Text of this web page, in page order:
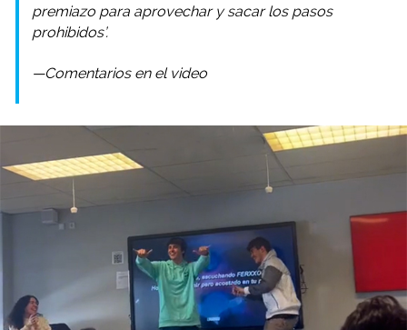
premiazo para aprovechar y sacar los pasos
prohibidos’.
—Comentarios en el video